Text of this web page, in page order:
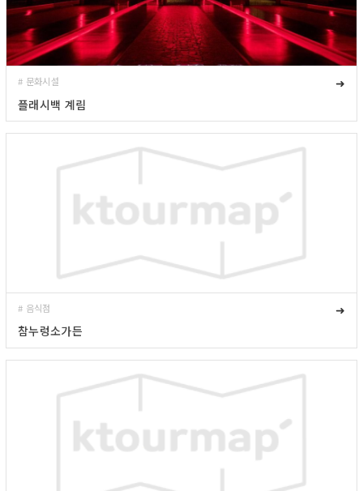
# 문화시설
➜
플래시백 계림
# 음식점
➜
참누렁소가든